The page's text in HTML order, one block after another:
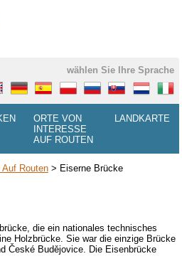
wählen Sie Ihre Sprache
ORTE VON
INTERESSE
AUF ROUTEN
LANDKARTE
Routen> Eiserne Brücke
,die ein nationales technisches
Holzbrücke. Sie war die einzige Brücke
České Budějovice . Die Eisenbrücke